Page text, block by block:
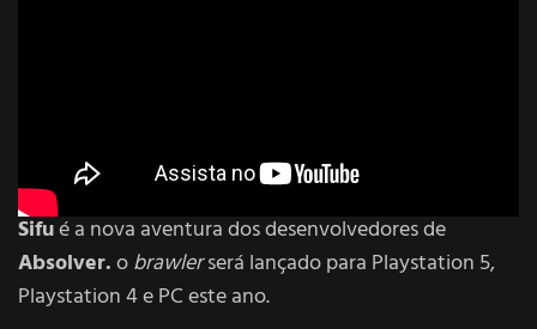
Sifué a nova aventura dos desenvolvedores de
Absolver.obrawlerserá lançado para Playstation 5,
Playstation 4 e PC este ano.